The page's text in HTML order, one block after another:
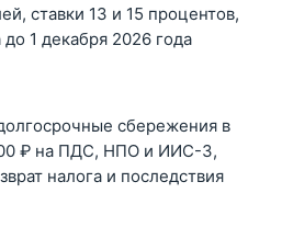
ставки 13 и 15 процентов,
1 декабря 2026 года
сбережения в
₽ на ПДС, НПО и ИИС-3,
налога и последствия